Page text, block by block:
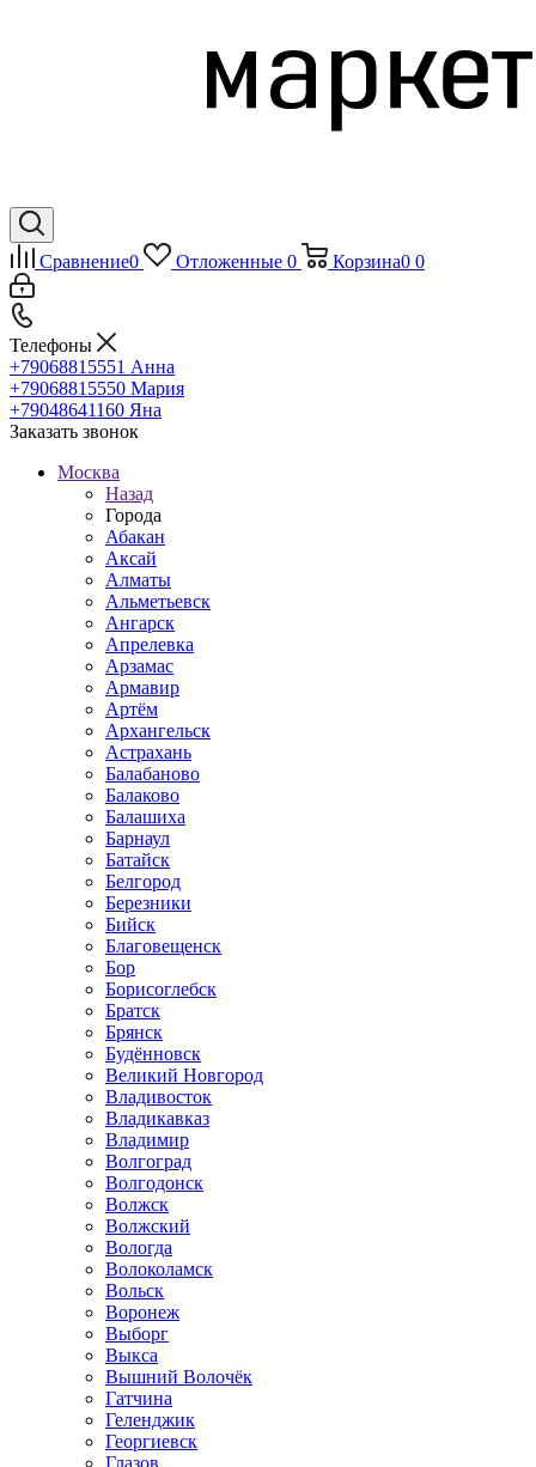
Сравнение0 Отложенные 0 Корзина0 0
Телефоны
+79068815551 Анна
+79068815550 Мария
+79048641160 Яна
Заказать звонок
Москва
Назад
Города
Абакан
Аксай
Алматы
Альметьевск
Ангарск
Апрелевка
Арзамас
Армавир
Артём
Архангельск
Астрахань
Балабаново
Балаково
Балашиха
Барнаул
Батайск
Белгород
Березники
Бийск
Благовещенск
Бор
Борисоглебск
Братск
Брянск
Будённовск
Великий Новгород
Владивосток
Владикавказ
Владимир
Волгоград
Волгодонск
Волжск
Волжский
Вологда
Волоколамск
Вольск
Воронеж
Выборг
Выкса
Вышний Волочёк
Гатчина
Геленджик
Георгиевск
Глазов